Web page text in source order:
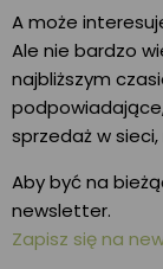
A może
Ale nie bardzo
najbliższym
sprzedaż w
Aby być na
newsletter.
Zapisz się na